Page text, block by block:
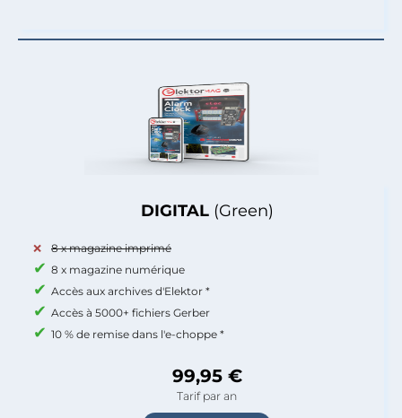
DIGITAL (Green)
8 x magazine imprimé
8 x magazine numérique
Accès aux archives d'Elektor *
Accès à 5000+ fichiers Gerber
10 % de remise dans l'e-choppe *
99,95 €
Tarif par an